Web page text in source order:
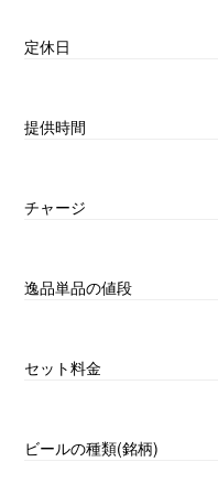
定休日
提供時間
チャージ
逸品単品の値段
セット料金
ビールの種類(銘柄)